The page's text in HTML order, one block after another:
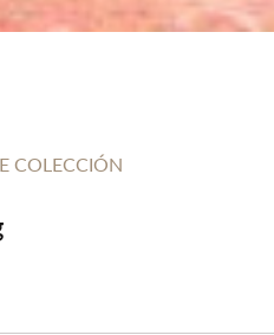
COLECCIÓN